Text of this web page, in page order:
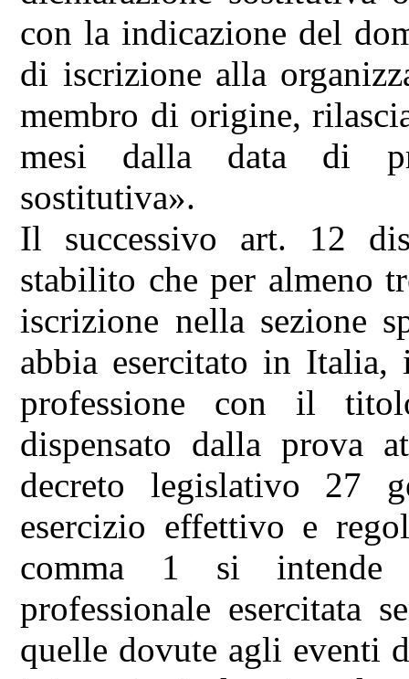
con la indicazione del
di iscrizione alla
membro di origine,
mesi dalla data di
sostitutiva».
Il successivo art. 12
stabilito che per almeno
iscrizione nella sezione
abbia esercitato in
professione con il
dispensato dalla prova
decreto legislativo 27
esercizio effettivo e
comma 1 si intende
professionale esercitata
quelle dovute agli eventi